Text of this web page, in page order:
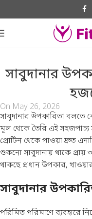
সাবুদানার
On May 26, 2026
সাবুদানার উপকারিতা বলতে
মূল থেকে তৈরি এই সহজপাচ্য
প্রোটিন থেকে পাওয়া দ্রুত
শুকনো সাবুদানায় থাকে প্রায়
থাকছে প্রধান উপকার,
সাবুদানার
পরিমিত পরিমাণে ব্যবহারে